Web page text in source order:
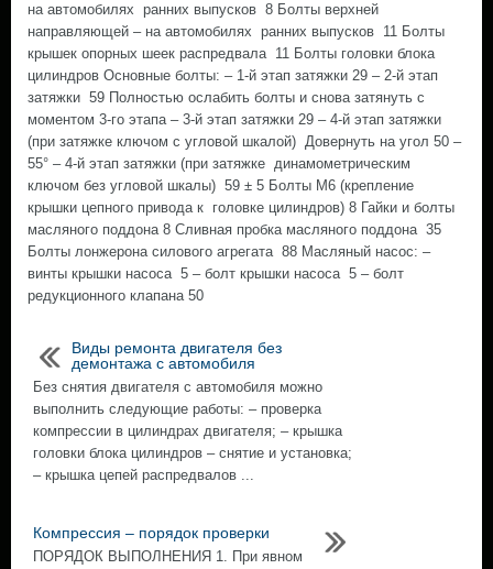
на автомобилях ранних выпусков 8 Болты верхней
направляющей – на автомобилях ранних выпусков 11 Болты
крышек опорных шеек распредвала 11 Болты головки блока
цилиндров Основные болты: – 1-й этап затяжки 29 – 2-й этап
затяжки 59 Полностью ослабить болты и снова затянуть с
моментом 3-го этапа – 3-й этап затяжки 29 – 4-й этап затяжки
(при затяжке ключом с угловой шкалой) Довернуть на угол 50 –
55° – 4-й этап затяжки (при затяжке динамометрическим
ключом без угловой шкалы) 59 ± 5 Болты М6 (крепление
крышки цепного привода к головке цилиндров) 8 Гайки и болты
масляного поддона 8 Сливная пробка масляного поддона 35
Болты лонжерона силового агрегата 88 Масляный насос: –
винты крышки насоса 5 – болт крышки насоса 5 – болт
редукционного клапана 50
Виды ремонта двигателя без
демонтажа с автомобиля
Без снятия двигателя с автомобиля можно
выполнить следующие работы: – проверка
компрессии в цилиндрах двигателя; – крышка
головки блока цилиндров – снятие и установка;
– крышка цепей распредвалов ...
Компрессия – порядок проверки
ПОРЯДОК ВЫПОЛНЕНИЯ 1. При явном